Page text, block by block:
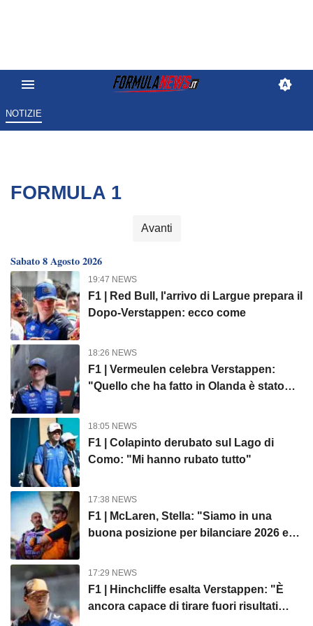
NOTIZIE
FORMULA 1
Avanti
Sabato 8 Agosto 2026
19:47 NEWS
F1 | Red Bull, l'arrivo di Largue prepara il
Dopo-Verstappen: ecco come
18:26 NEWS
F1 | Vermeulen celebra Verstappen:
"Quello che ha fatto in Olanda è stato
18:05 NEWS
F1 | Colapinto derubato sul Lago di
Como: "Mi hanno rubato tutto"
17:38 NEWS
F1 | McLaren, Stella: "Siamo in una
buona posizione per bilanciare 2026 e
17:29 NEWS
F1 | Hinchcliffe esalta Verstappen: "È
ancora capace di tirare fuori risultati